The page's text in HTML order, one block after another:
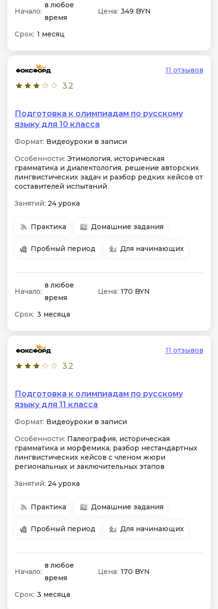
Начало:
в любое
время
Цена: 349 BYN
Срок: 1 месяц
3.2
11 отзывов
Подготовка к олимпиадам по русскому
языку для 10 класса
Формат: Видеоуроки в записи
Особенности: Этимология, историческая
грамматика и диалектология, решение авторских
лингвистических задач и разбор редких кейсов от
составителей испытаний
Занятий: 24 урока
Практика Домашние задания
Пробный период Для начинающих
Начало:
в любое
время
Цена: 170 BYN
Срок: 3 месяца
3.2
11 отзывов
Подготовка к олимпиадам по русскому
языку для 11 класса
Формат: Видеоуроки в записи
Особенности: Палеография, историческая
грамматика и морфемика, разбор нестандартных
лингвистических кейсов с членом жюри
региональных и заключительных этапов
Занятий: 24 урока
Практика Домашние задания
Пробный период Для начинающих
Начало:
в любое
время
Цена: 170 BYN
Срок: 3 месяца